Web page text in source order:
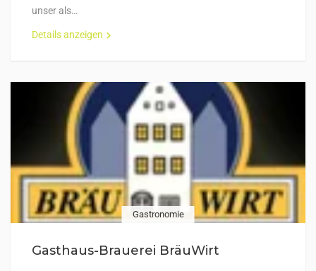
unser als…
Details anzeigen
Gastronomie
Gasthaus-Brauerei BräuWirt